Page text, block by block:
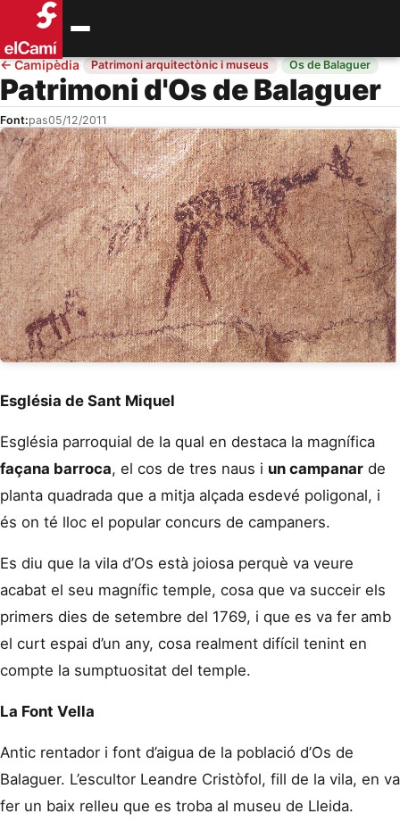
←Camipèdia· Patrimoni arquitectònic i museus · Os de Balaguer
Patrimoni d'Os de Balaguer
Font:pas05/12/2011
Església de Sant Miquel
Església parroquial de la qual en destaca la magnífica
façana barroca, el cos de tres naus i un campanar de
planta quadrada que a mitja alçada esdevé poligonal, i
és on té lloc el popular concurs de campaners.
Es diu que la vila d’Os està joiosa perquè va veure
acabat el seu magnífic temple, cosa que va succeir els
primers dies de setembre del 1769, i que es va fer amb
el curt espai d’un any, cosa realment difícil tenint en
compte la sumptuositat del temple.
La Font Vella
Antic rentador i font d’aigua de la població d’Os de
Balaguer. L’escultor Leandre Cristòfol, fill de la vila, en va
fer un baix relleu que es troba al museu de Lleida.